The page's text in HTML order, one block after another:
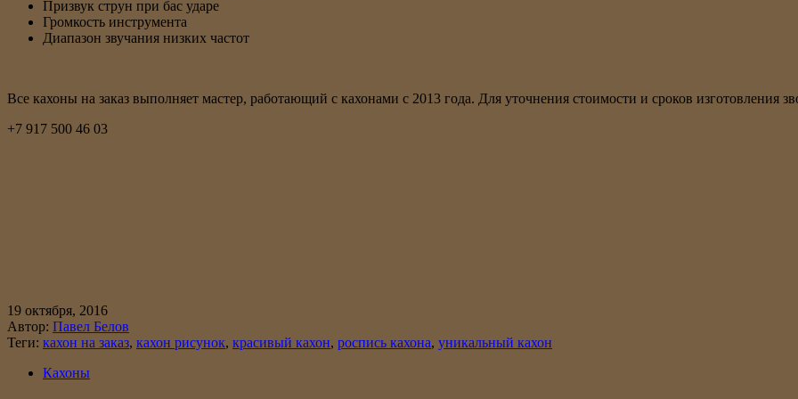
Призвук струн при бас ударе
Громкость инструмента
Диапазон звучания низких частот
Все кахоны на заказ выполняет мастер, работающий с кахонами с 2013 года. Для уточнения стоимости и сроков изготовления
+7 917 500 46 03
19 октября, 2016
Автор: Павел Белов
Теги: кахон на заказ, кахон рисунок, красивый кахон, роспись кахона, уникальный кахон
Кахоны